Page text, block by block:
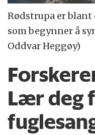
Rødstrupa er
som begynner å
Oddvar Heggøy)
Lær deg